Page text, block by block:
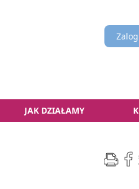
JAK DZIAŁAMY